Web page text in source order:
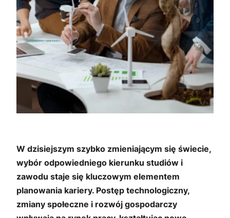
W dzisiejszym szybko zmieniającym się świecie,
wybór odpowiedniego kierunku studiów i
zawodu staje się kluczowym elementem
planowania kariery. Postęp technologiczny,
zmiany społeczne i rozwój gospodarczy